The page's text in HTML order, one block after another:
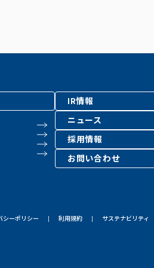
IR情報
ニュース
採用情報
お問い合わせ
シーポリシー 利用規約 サステナビリティ